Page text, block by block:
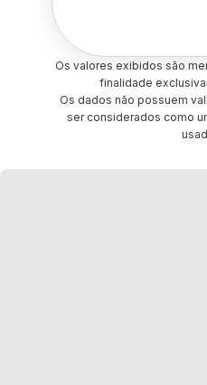
Os valores exibidos são
finalidade
Os dados não possuem
ser considerados como